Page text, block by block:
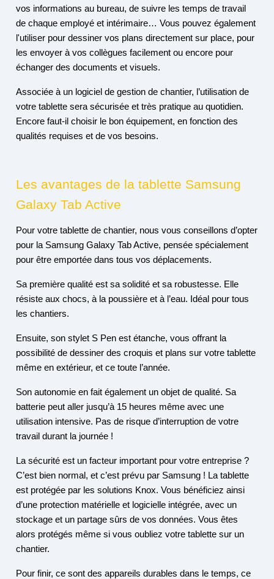
vos informations au bureau, de suivre les temps de travail
de chaque employé et intérimaire… Vous pouvez également
l'utiliser pour dessiner vos plans directement sur place, pour
les envoyer à vos collègues facilement ou encore pour
échanger des documents et visuels.
Associée à un logiciel de gestion de chantier, l’utilisation de
votre tablette sera sécurisée et très pratique au quotidien.
Encore faut-il choisir le bon équipement, en fonction des
qualités requises et de vos besoins.
Les avantages de la tablette Samsung
Galaxy Tab Active
Pour votre tablette de chantier, nous vous conseillons d’opter
pour la Samsung Galaxy Tab Active, pensée spécialement
pour être emportée dans tous vos déplacements.
Sa première qualité est sa solidité et sa robustesse. Elle
résiste aux chocs, à la poussière et à l’eau. Idéal pour tous
les chantiers.
Ensuite, son stylet S Pen est étanche, vous offrant la
possibilité de dessiner des croquis et plans sur votre tablette
même en extérieur, et ce toute l’année.
Son autonomie en fait également un objet de qualité. Sa
batterie peut aller jusqu’à 15 heures même avec une
utilisation intensive. Pas de risque d’interruption de votre
travail durant la journée !
La sécurité est un facteur important pour votre entreprise ?
C’est bien normal, et c’est prévu par Samsung ! La tablette
est protégée par les solutions Knox. Vous bénéficiez ainsi
d’une protection matérielle et logicielle intégrée, avec un
stockage et un partage sûrs de vos données. Vous êtes
alors protégés même si vous oubliez votre tablette sur un
chantier.
Pour finir, ce sont des appareils durables dans le temps, ce